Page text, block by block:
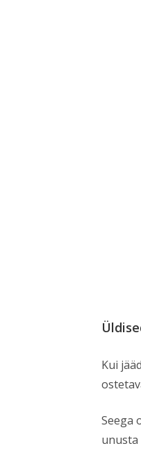
Kui
Seega
unusta